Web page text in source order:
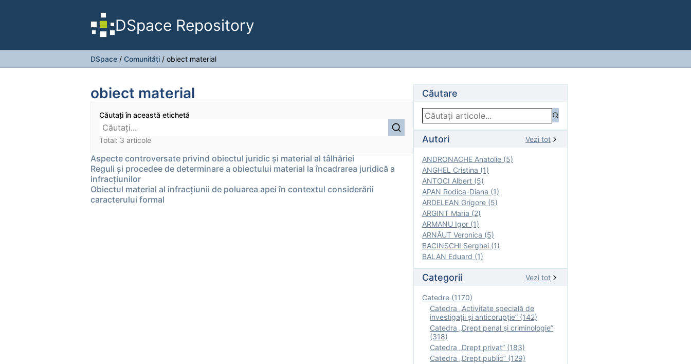
DSpace Repository
DSpace / Comunități / obiect material
obiect material
Căutați în această etichetă
Total: 3 articole
Aspecte controversate privind obiectul juridic și material al tâlhăriei
Reguli şi procedee de determinare a obiectului material la încadrarea juridică a
infracţiunilor
Obiectul material al infracțiunii de poluarea apei în contextul considerării
caracterului formal
Căutare
Autori Vezi tot
ANDRONACHE Anatolie (5)
ANGHEL Cristina (1)
ANTOCI Albert (5)
APAN Rodica-Diana (1)
ARDELEAN Grigore (5)
ARGINT Maria (2)
ARMANU Igor (1)
ARNĂUT Veronica (5)
BACINSCHI Serghei (1)
BALAN Eduard (1)
Categorii Vezi tot
Catedre (1170)
Catedra „Activitate specială de
investigaţii şi anticorupție” (142)
Catedra „Drept penal și criminologie”
(318)
Catedra „Drept privat” (183)
Catedra „Drept public” (129)